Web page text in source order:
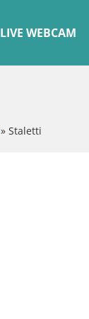
LIVE WEBCAM
» Staletti